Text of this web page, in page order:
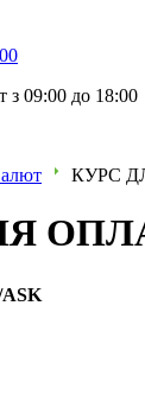
з 09:00 до 18:00
КУРС